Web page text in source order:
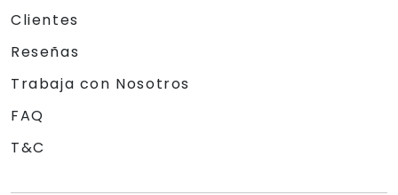
Clientes
Reseñas
Trabaja con Nosotros
FAQ
T&C